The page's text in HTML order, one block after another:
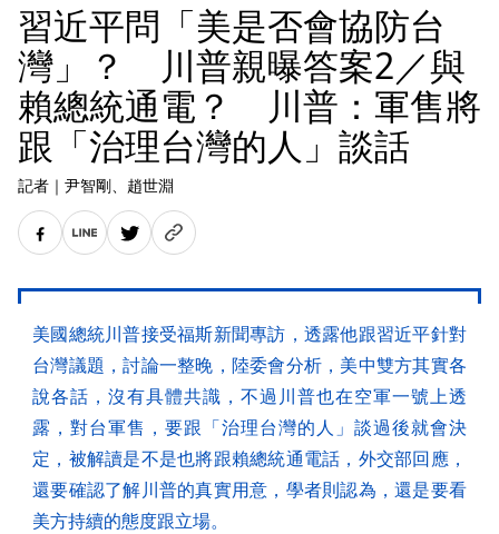
習近平問「美是否會協防台
灣」？ 川普親曝答案2／與
賴總統通電？ 川普：軍售將
跟「治理台灣的人」談話
記者 ｜ 尹智剛、趙世淵
美國總統川普接受福斯新聞專訪，透露他跟習近平針對
台灣議題，討論一整晚，陸委會分析，美中雙方其實各
說各話，沒有具體共識，不過川普也在空軍一號上透
露，對台軍售，要跟「治理台灣的人」談過後就會決
定，被解讀是不是也將跟賴總統通電話，外交部回應，
還要確認了解川普的真實用意，學者則認為，還是要看
美方持續的態度跟立場。